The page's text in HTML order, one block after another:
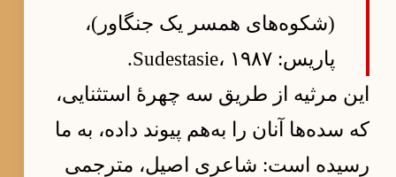
(شکوه‌های همسر یک جنگاور)،
پاریس: Sudestasie، ۱۹۸۷.
این مرثیه از طریق سه چهرهٔ استثنایی،
که سده‌ها آنان را به‌هم پیوند داده، به ما
رسیده است: شاعری اصیل، مترجمی